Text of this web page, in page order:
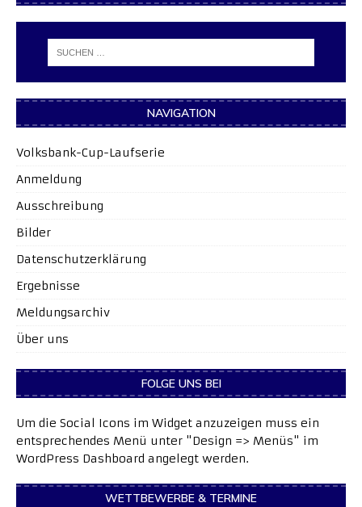
NAVIGATION
Volksbank-Cup-Laufserie
Anmeldung
Ausschreibung
Bilder
Datenschutzerklärung
Ergebnisse
Meldungsarchiv
Über uns
FOLGE UNS BEI
Um die Social Icons im Widget anzuzeigen muss ein
entsprechendes Menü unter "Design => Menüs" im
WordPress Dashboard angelegt werden.
WETTBEWERBE & TERMINE